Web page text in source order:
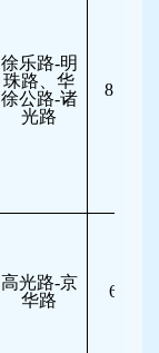
徐乐路-明
珠路、华
徐公路-诸
光路
8:00-
高光路-京
华路
6:30-